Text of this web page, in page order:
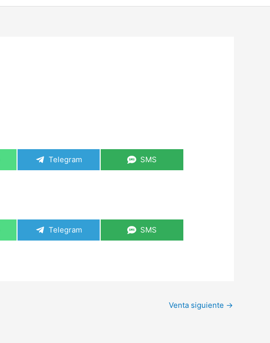
Telegram SMS
Telegram SMS
Venta siguiente →